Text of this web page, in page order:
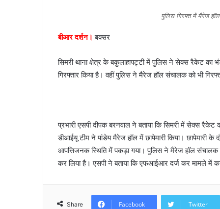
पुलिस गिरफ्त में मैरेज
बीआर दर्शन। बक्सर
सिमरी थाना क्षेत्र के बकुलाहापट्टी में पुलिस ने सेक्स रैकेट
गिरफ्तार किया है। वहीं पुलिस ने मैरेज हॉल संचालक को भी
प्रभारी एसपी दीपक बरनवाल ने बताया कि सिमरी में सेक्स
डीआईयू टीम ने पांडेय मैरेज हॉल में छापेमारी किया। छापेमारी
आपत्तिजनक स्थिति में पकड़ा गया। पुलिस ने मैरेज हॉल संचालक
कर लिया है। एसपी ने बताया कि एफआईआर दर्ज कर मामले में
Share Facebook Twitter